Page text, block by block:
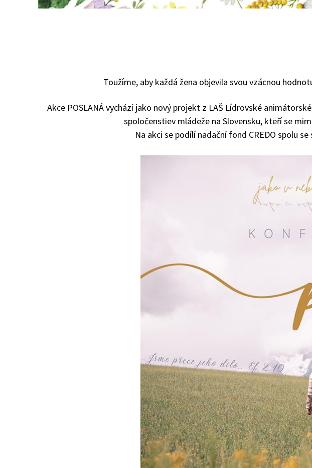
Toužíme, aby každá žena objevila svou vzácnou
Akce POSLANÁ vychází jako nový projekt z LAŠ Lídrovské
spoločenstiev mládeže na Slovensku, kteří se
Na akci se podílí nadační fond CREDO spolu